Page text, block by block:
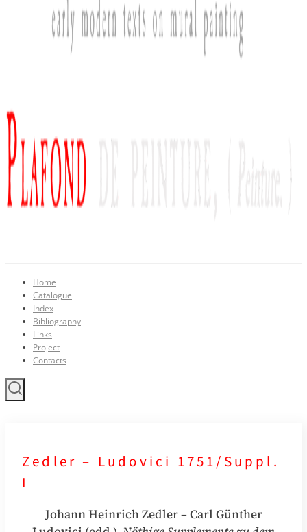
Home
Catalogue
Index
Bibliography
Links
Project
Contacts
Zedler – Ludovici 1751/Suppl.
I
Johann Heinrich Zedler – Carl Günther